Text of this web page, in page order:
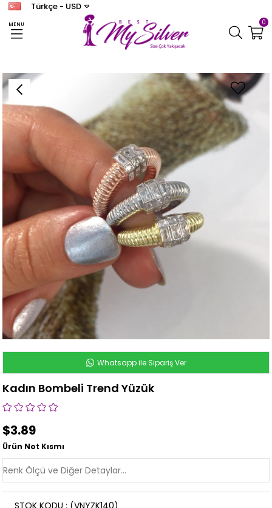
MENU
Türkçe - USD
0
Kadın Bombeli Trend Yüzük
Whatsapp ile Sipariş Ver
Kadın Bombeli Trend Yüzük
$3.89
Ürün Not Kısmı